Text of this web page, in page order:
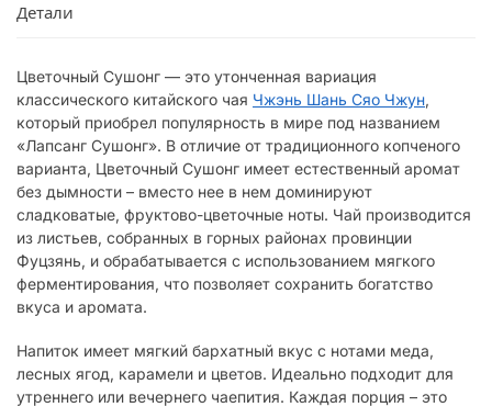
Детали
Цветочный Сушонг — это утонченная вариация
классического китайского чая Чжэнь Шань Сяо Чжун,
который приобрел популярность в мире под названием
«Лапсанг Сушонг». В отличие от традиционного копченого
варианта, Цветочный Сушонг имеет естественный аромат
без дымности – вместо нее в нем доминируют
сладковатые, фруктово-цветочные ноты. Чай производится
из листьев, собранных в горных районах провинции
Фуцзянь, и обрабатывается с использованием мягкого
ферментирования, что позволяет сохранить богатство
вкуса и аромата.
Напиток имеет мягкий бархатный вкус с нотами меда,
лесных ягод, карамели и цветов. Идеально подходит для
утреннего или вечернего чаепития. Каждая порция – это